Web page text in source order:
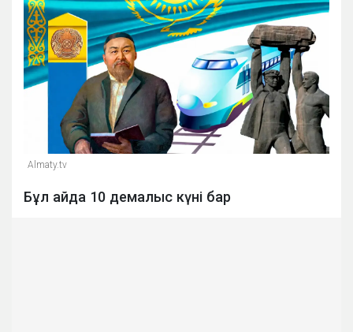
Almaty.tv
Бұл айда 10 демалыс күні бар